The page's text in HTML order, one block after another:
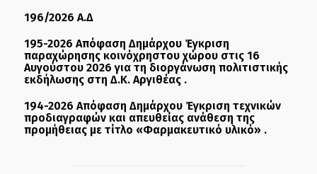
196/2026 Α.Δ
195-2026 Απόφαση Δημάρχου Έγκριση
παραχώρησης κοινόχρηστου χώρου στις 16
Αυγούστου 2026 για τη διοργάνωση πολιτιστικής
εκδήλωσης στη Δ.Κ. Αργιθέας .
194-2026 Απόφαση Δημάρχου Έγκριση τεχνικών
προδιαγραφών και απευθείας ανάθεση της
προμήθειας με τίτλο «Φαρμακευτικό υλικό» .